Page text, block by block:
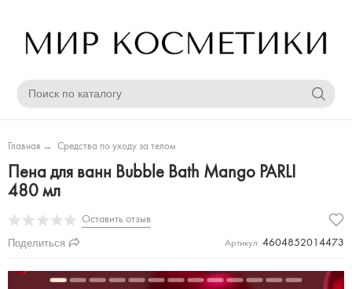
Главная → Средства по уходу за телом
Пена для ванн Bubble Bath Mango PARLI
480 мл
Оставить отзыв
Поделиться Артикул: 4604852014473